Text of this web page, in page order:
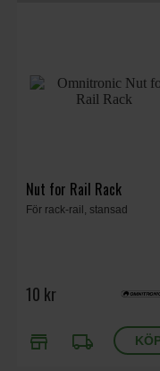
Nut for Rail Rack
För rack-rail, stansad
10 kr
store local_shipping